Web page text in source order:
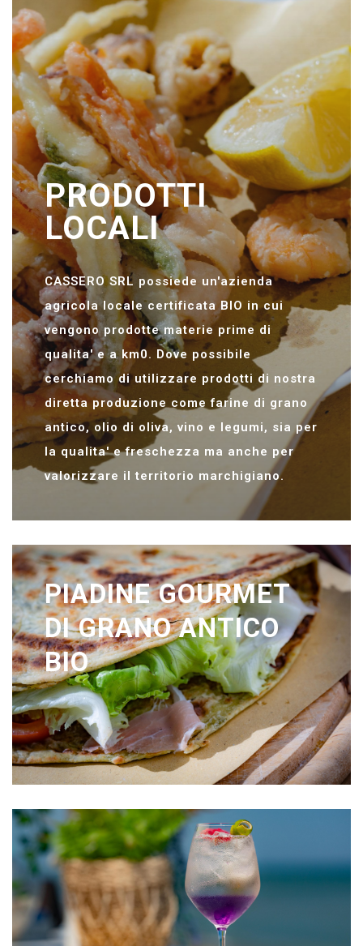
PRODOTTI
LOCALI
CASSERO SRL possiede un'azienda
agricola locale certificata BIO in cui
vengono prodotte materie prime di
qualita' e a km0. Dove possibile
cerchiamo di utilizzare prodotti di nostra
diretta produzione come farine di grano
antico, olio di oliva, vino e legumi, sia per
la qualita' e freschezza ma anche per
valorizzare il territorio marchigiano.
PIADINE GOURMET
DI GRANO ANTICO
BIO